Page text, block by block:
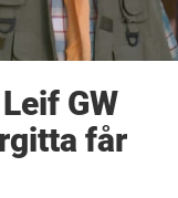
GW
får